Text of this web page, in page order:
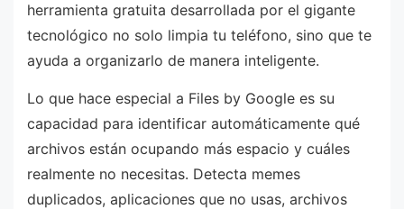
herramienta gratuita desarrollada por el gigante
tecnológico no solo limpia tu teléfono, sino que te
ayuda a organizarlo de manera inteligente.
Lo que hace especial a Files by Google es su
capacidad para identificar automáticamente qué
archivos están ocupando más espacio y cuáles
realmente no necesitas. Detecta memes
duplicados, aplicaciones que no usas, archivos